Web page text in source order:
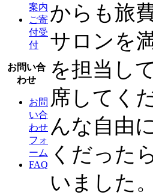
案内
ご寄
付受
付
お問い合
わせ
お問
い合
わせ
フォ
ーム
FAQ
からも旅
サロンを
を担当し
席してく
んな自由
くだった
いました。